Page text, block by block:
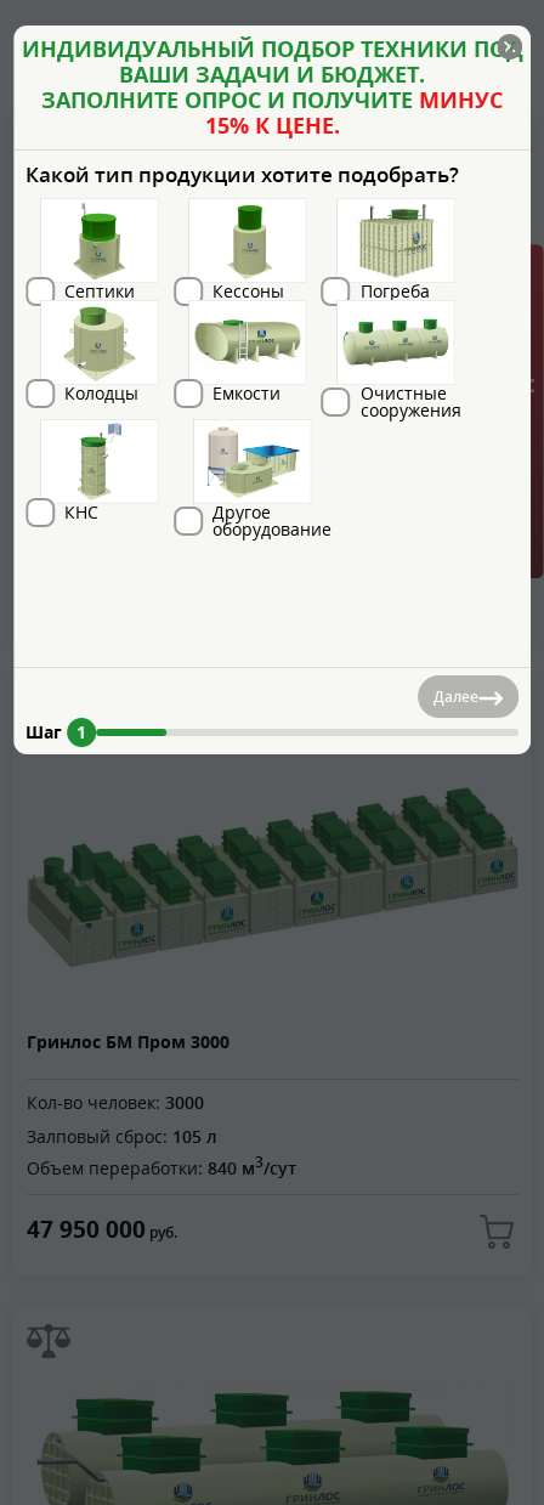
Похожие товары
Гринлос Пром 3000
Кол-во человек:
Залповый сброс:
90 л
Объем переработки: 600 м3/сут
Гринлос БМ Пром 3000
Кол-во человек: 3000
Залповый сброс: 105 л
Объем переработки: 840 м3/сут
47 950 000 руб.
ГРИНЛОС + скидка = 1 мин!
ИНДИВИДУАЛЬНЫЙ ПОДБОР ТЕХНИКИ ПОД
ВАШИ ЗАДАЧИ И БЮДЖЕТ.
ЗАПОЛНИТЕ ОПРОС И ПОЛУЧИТЕ МИНУС
15% К ЦЕНЕ.
Какой тип продукции хотите подобрать?
Септики Кессоны Погреба
Колодцы Емкости Очистные
сооружения
КНС Другое
оборудование
Шаг 1
Далее